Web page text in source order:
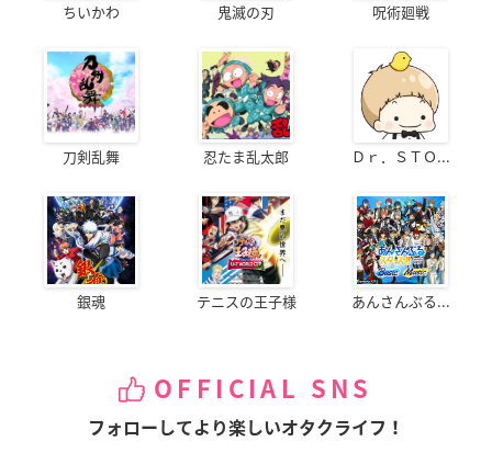
ちいかわ 鬼滅の刃 呪術廻戦
刀剣乱舞 忍たま乱太郎 Ｄｒ．ＳＴＯ...
銀魂 テニスの王子様 あんさんぶる...
OFFICIAL SNS
フォローしてより楽しいオタクライフ！